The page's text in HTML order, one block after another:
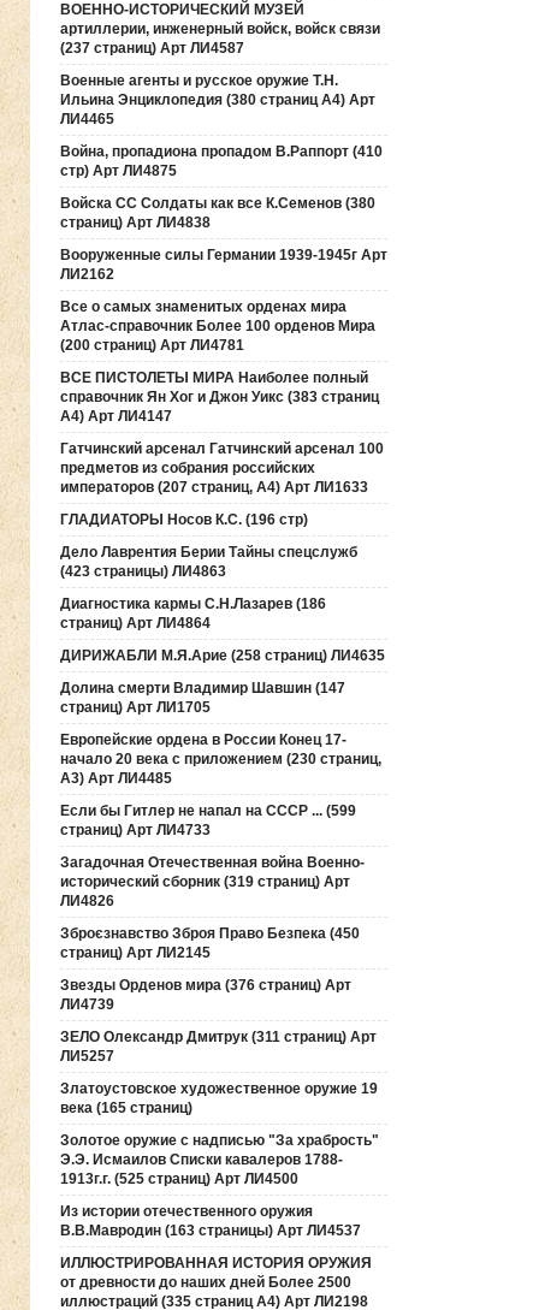
ВОЕННО-ИСТОРИЧЕСКИЙ МУЗЕЙ
артиллерии, инженерный войск, войск связи
(237 страниц) Арт ЛИ4587
Военные агенты и русское оружие Т.Н.
Ильина Энциклопедия (380 страниц А4) Арт
ЛИ4465
Война, пропадиона пропадом В.Раппорт (410
стр) Арт ЛИ4875
Войска СС Солдаты как все К.Семенов (380
страниц) Арт ЛИ4838
Вооруженные силы Германии 1939-1945г Арт
ЛИ2162
Все о самых знаменитых орденах мира
Атлас-справочник Более 100 орденов Мира
(200 страниц) Арт ЛИ4781
ВСЕ ПИСТОЛЕТЫ МИРА Наиболее полный
справочник Ян Хог и Джон Уикс (383 страниц
А4) Арт ЛИ4147
Гатчинский арсенал Гатчинский арсенал 100
предметов из собрания российских
императоров (207 страниц, А4) Арт ЛИ1633
ГЛАДИАТОРЫ Носов К.С. (196 стр)
Дело Лаврентия Берии Тайны спецслужб
(423 страницы) ЛИ4863
Диагностика кармы С.Н.Лазарев (186
страниц) Арт ЛИ4864
ДИРИЖАБЛИ М.Я.Арие (258 страниц) ЛИ4635
Долина смерти Владимир Шавшин (147
страниц) Арт ЛИ1705
Европейские ордена в России Конец 17-
начало 20 века с приложением (230 страниц,
А3) Арт ЛИ4485
Если бы Гитлер не напал на СССР ... (599
страниц) Арт ЛИ4733
Загадочная Отечественная война Военно-
исторический сборник (319 страниц) Арт
ЛИ4826
Зброєзнавство Зброя Право Безпека (450
страниц) Арт ЛИ2145
Звезды Орденов мира (376 страниц) Арт
ЛИ4739
ЗЕЛО Олександр Дмитрук (311 страниц) Арт
ЛИ5257
Златоустовское художественное оружие 19
века (165 страниц)
Золотое оружие с надписью "За храбрость"
Э.Э. Исмаилов Списки кавалеров 1788-
1913г.г. (525 страниц) Арт ЛИ4500
Из истории отечественного оружия
В.В.Мавродин (163 страницы) Арт ЛИ4537
ИЛЛЮСТРИРОВАННАЯ ИСТОРИЯ ОРУЖИЯ
от древности до наших дней Более 2500
иллюстраций (335 страниц А4) Арт ЛИ2198